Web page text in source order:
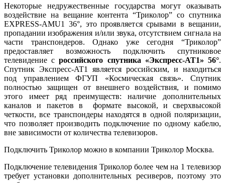
Некоторые недружественные государства могут оказывать
воздействие на вещание контента “Триколор” со спутника
EXPRESS-AMU1 36°, это проявляется срывами в вещании,
пропадании изображения и/или звука, отсутствием сигнала на
части транспондеров. Однако уже сегодня “Триколор”
предоставляет возможность подключить спутниковое
телевидение с российского спутника «Экспресс-AT1» 56°.
Спутник Экспресс-AT1 является российским, и находиться
под управлением ФГУП «Космическая связь». Спутник
полностью защищен от внешнего воздействия, и помимо
этого имеет ряд преимуществ: наличие дополнительных
каналов и пакетов в формате высокой, и сверхвысокой
четкости, все транспондеры находятся в одной поляризации,
что позволяет производить подключение по одному кабелю,
вне зависимости от количества телевизоров.
Подключить Триколор можно в компании Триколор Москва.
Подключение телевидения Триколор более чем на 1 телевизор
требует установки дополнительных ресиверов, поэтому это